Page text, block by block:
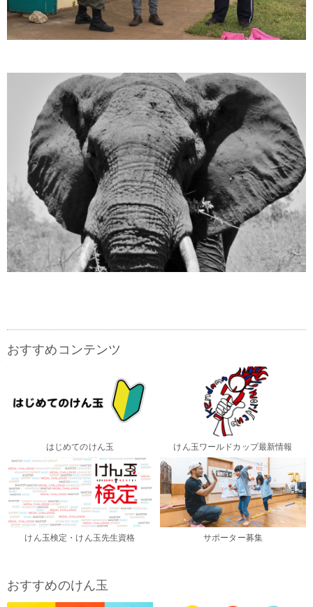
おすすめコンテンツ
はじめてのけん玉 けん玉ワールドカップ最新情報
けん玉検定・けん玉先生資格 サポーター募集
おすすめのけん玉